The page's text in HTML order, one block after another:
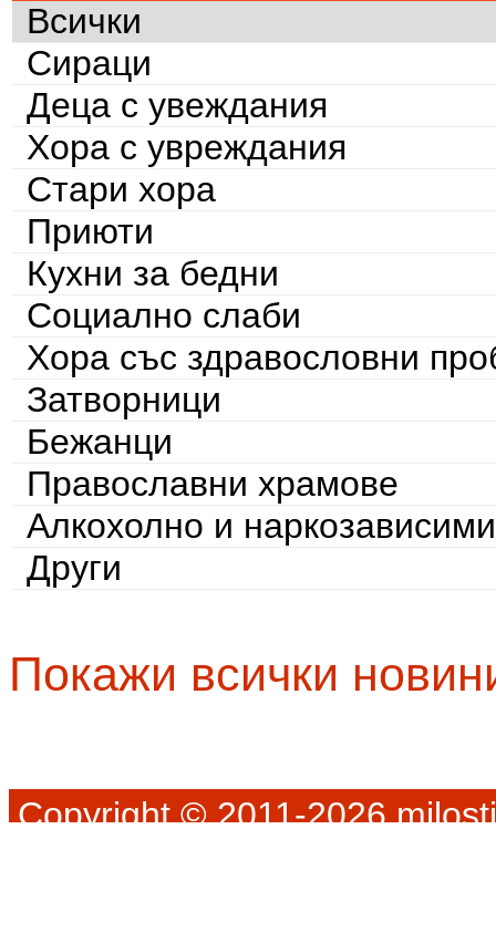
Всички
Сираци
Деца с увеждания
Хора с увреждания
Стари хора
Приюти
Кухни за бедни
Социално слаби
Хора със здравословни
Затворници
Бежанци
Православни храмове
Алкохолно и наркозависими
Други
Покажи всички
Copyright © 2011-2026